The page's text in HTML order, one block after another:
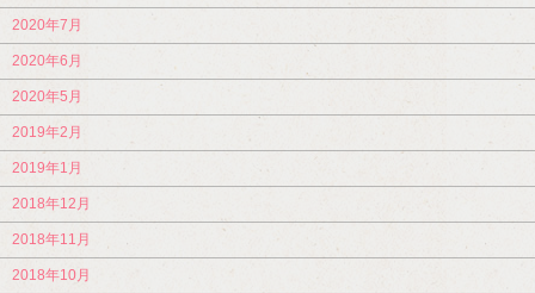
2020年7月
2020年6月
2020年5月
2019年2月
2019年1月
2018年12月
2018年11月
2018年10月